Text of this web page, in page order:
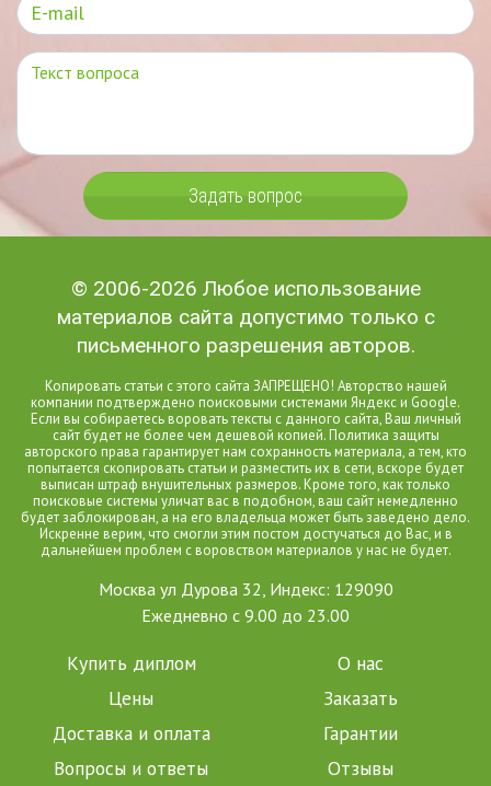
Задать вопрос
© 2006-2026 Любое использование
материалов сайта допустимо только с
письменного разрешения авторов.
Копировать статьи с этого сайта ЗАПРЕЩЕНО! Авторство нашей
компании подтверждено поисковыми системами Яндекс и Google.
Если вы собираетесь воровать тексты с данного сайта, Ваш личный
сайт будет не более чем дешевой копией. Политика защиты
авторского права гарантирует нам сохранность материала, а тем, кто
попытается скопировать статьи и разместить их в сети, вскоре будет
выписан штраф внушительных размеров. Кроме того, как только
поисковые системы уличат вас в подобном, ваш сайт немедленно
будет заблокирован, а на его владельца может быть заведено дело.
Искренне верим, что смогли этим постом достучаться до Вас, и в
дальнейшем проблем с воровством материалов у нас не будет.
Москва ул Дурова 32, Индекс: 129090
Ежедневно с 9.00 до 23.00
Купить диплом
О нас
Цены
Заказать
Доставка и оплата
Гарантии
Вопросы и ответы
Отзывы